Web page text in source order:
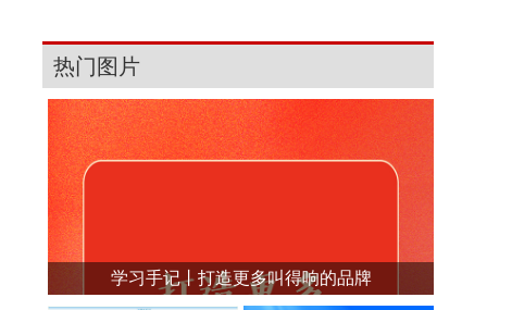
热门图片
学习手记丨打造更多叫得响的品牌